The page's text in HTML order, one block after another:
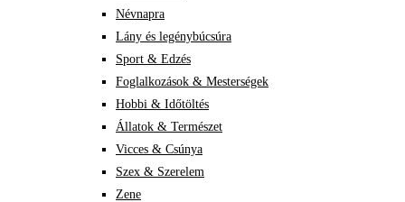
Névnapra
Lány és legénybúcsúra
Sport & Edzés
Foglalkozások & Mesterségek
Hobbi & Időtöltés
Állatok & Természet
Vicces & Csúnya
Szex & Szerelem
Zene